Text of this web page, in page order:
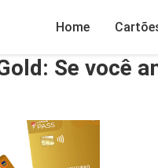
Home
Se você